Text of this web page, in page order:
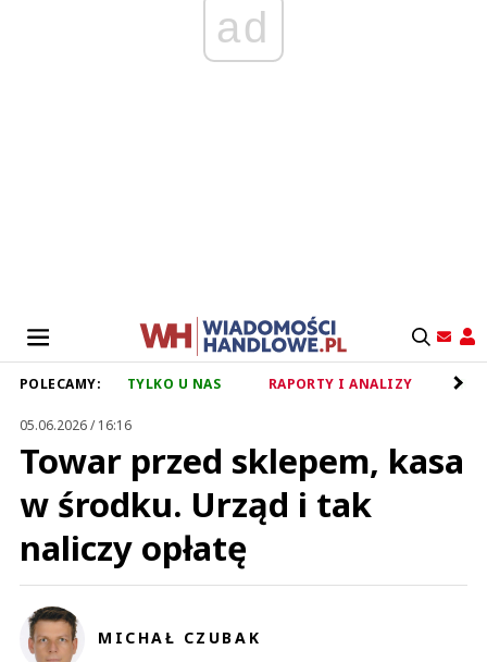
ad
POLECAMY: TYLKO U NAS RAPORTY I ANALIZY
05.06.2026 / 16:16
Towar przed sklepem, kasa
w środku. Urząd i tak
naliczy opłatę
MICHAŁ CZUBAK